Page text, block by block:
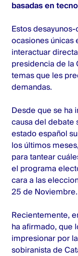
basadas en
Estos
ocasiones únicas
interactuar
presidencia de la
temas que les
demandas.
Desde que se ha
causa del debate
estado español
los últimos
para tantear
el programa
cara a las
25 de Noviembre.
Recientemente,
ha afirmado, que
impresionar por
sobiranista de